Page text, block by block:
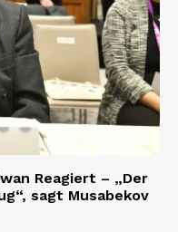
Reagiert – „Der
sagt Musabekov